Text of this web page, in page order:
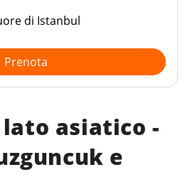
di Istanbul
Prenota
asiatico -
e